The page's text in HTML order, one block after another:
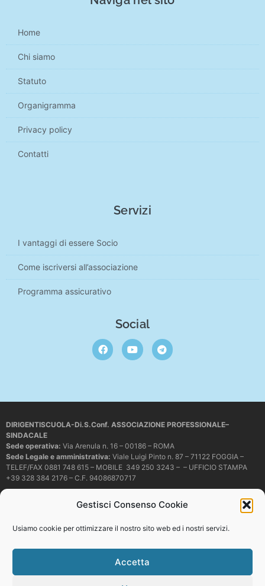
Gestisci Consenso Cookie
Usiamo cookie per ottimizzare il nostro sito web ed i nostri servizi.
Accetta
Home
Chi siamo
Statuto
Organigramma
Privacy policy
Contatti
Servizi
I vantaggi di essere Socio
Come iscriversi all’associazione
Programma assicurativo
Social
DIRIGENTISCUOLA-Di.S.Conf. ASSOCIAZIONE PROFESSIONALE–
SINDACALE
Sede operativa: Via Arenula n. 16 – 00186 – ROMA
Sede Legale e amministrativa: Viale Luigi Pinto n. 87 – 71122 FOGGIA –
TELEF/FAX 0881 748 615 – MOBILE 349 250 3243 – – UFFICIO STAMPA
+39 328 384 2176 – C.F. 94086870717
dirigentiscuola@pec.it
copiare o riprodurre in alcun modo i contenuti presenti in questo sito se non